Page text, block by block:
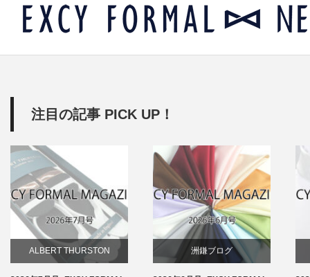
注目の記事 PICK UP！
ALBERT THURSTON 洲鎌ブログ